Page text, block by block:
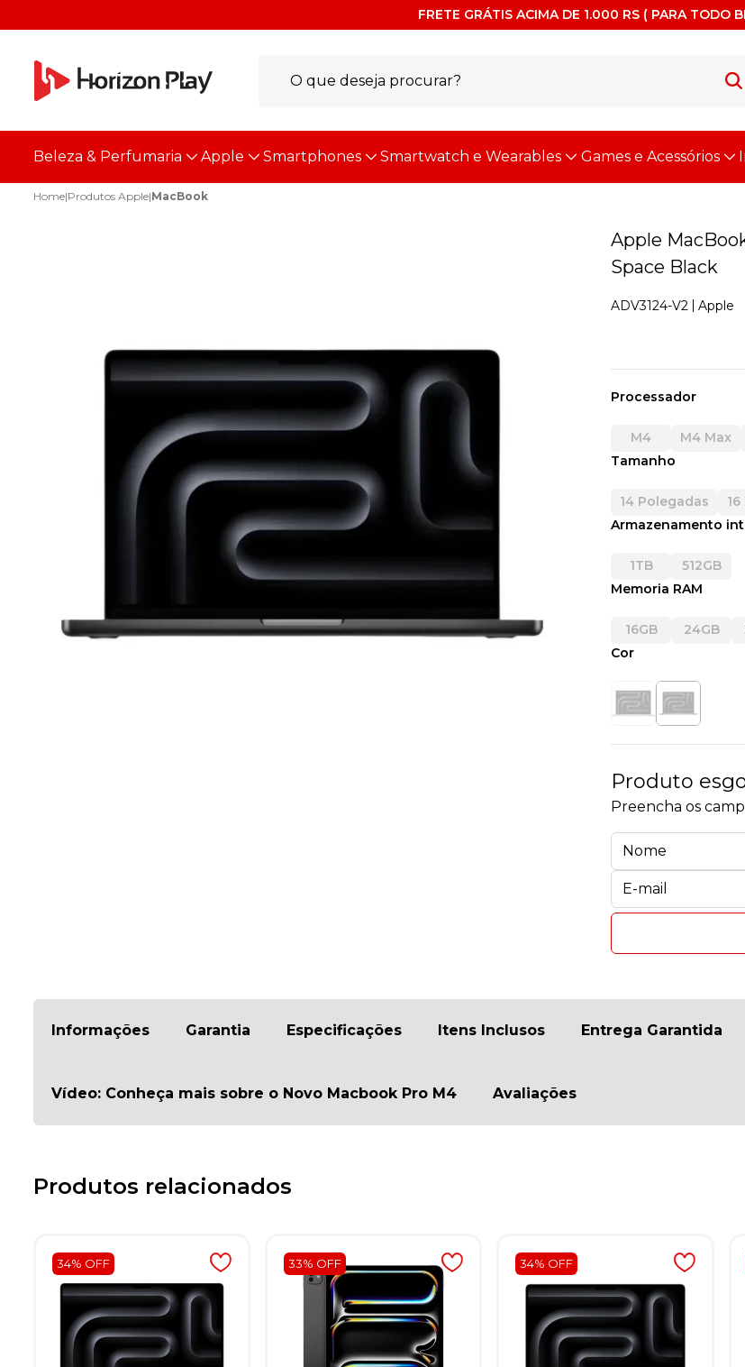
FRETE GRÁTIS ACIMA DE 1.000 RS ( PARA TODO
Beleza & Perfumaria Apple Smartphones Smartwatch e Wearables Games e Acessórios
Home|Produtos Apple|MacBook
Apple
Space Black
ADV3124-V2 Apple
Processador
M4 M4 Max
Tamanho
14 Polegadas
Armazenamento
1TB
512GB
Memoria RAM
16GB 24GB
Cor
Produto
Preencha os
Informações Garantia Especificações Itens Inclusos Entrega Garantida
Vídeo: Conheça mais sobre o Novo Macbook Pro M4 Avaliações
Produtos relacionados
34% OFF 33% OFF 34% OFF